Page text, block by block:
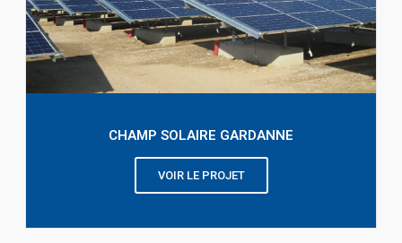
CHAMP SOLAIRE GARDANNE
VOIR LE PROJET